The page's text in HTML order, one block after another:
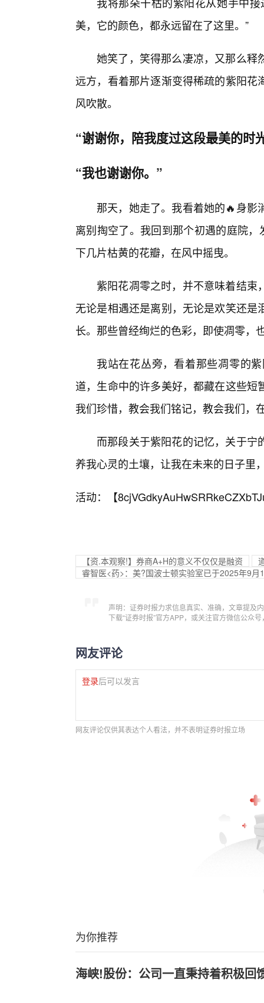
美，它的颜色，都永远留在了这里。”
她笑了，笑得那么凄凉，又那么释
远方，看着那片逐渐变得稀疏的紫阳
风吹散。
“谢谢你，陪我度过这段最美的时
“我也谢谢你。”
那天，她走了。我看着她的🔥身
离别掏空了。我回到那个初遇的庭院
下几片枯黄的花瓣，在风中摇曳。
紫阳花凋零之时，并不意味着结束
无论是相遇还是离别，无论是欢笑还
长。那些曾经绚烂的色彩，即使凋零，
我站在花丛旁，看着那些凋零的
道，生命中的许多美好，都藏在这些
我们珍惜，教会我们铭记，教会我们，
而那段关于紫阳花的记忆，关于
养我心灵的土壤，让我在未来的日子里
活动：【
【资.本观察!】券商A+H的意义不仅仅是融资
睿智医<药>：美?国波士顿实验室已于2025年9月
声明：证券时报力求信息真实、准确，文章提及
下载“证券时报”官方APP，或关注官方微信公众
网友评论
登录后可以发言
网友评论仅供其表达个人看法，并不表明证券时报立场
为你推荐
海峡!股份：公司一直秉持着积极回